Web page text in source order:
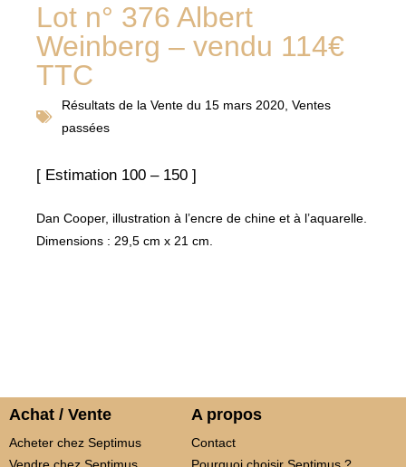
Lot n° 376 Albert
Weinberg – vendu 114€
TTC
Résultats de la Vente du 15 mars 2020, Ventes
passées
[ Estimation 100 – 150 ]
Dan Cooper, illustration à l’encre de chine et à l’aquarelle.
Dimensions : 29,5 cm x 21 cm.
Achat / Vente
Acheter chez Septimus
A propos
Contact